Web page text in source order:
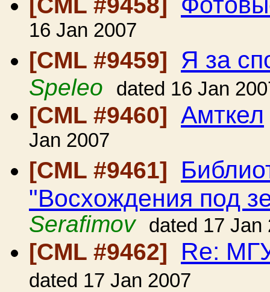
16 Jan 2007
[CML #9459]
Я за
Speleo dated 16 Jan
[CML #9460] Амткел
Jan 2007
[CML #9461]
"Восхождения под
Serafimov
dated 17 Jan
[CML #9462] Re:
dated 17 Jan 2007